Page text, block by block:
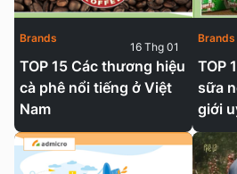
TOP 15 Các thương hiệu
cà phê nổi tiếng ở Việt
Nam
Brands
16 Thg 01
TOP
sữa
giới
Brands